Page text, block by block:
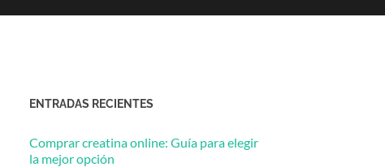
ENTRADAS RECIENTES
Comprar creatina online: Guía para elegir
la mejor opción